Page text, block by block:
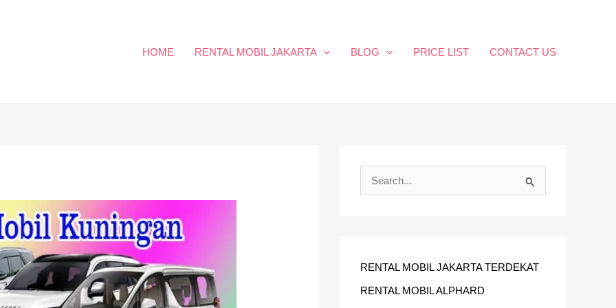
HOME RENTAL MOBIL JAKARTA BLOG PRICE LIST CONTACT US
U
N
RENTAL MOBIL JAKARTA TERDEKAT
RENTAL MOBIL ALPHARD